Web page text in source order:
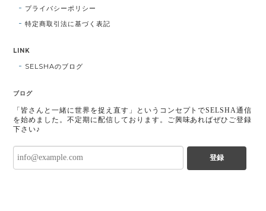
プライバシーポリシー
特定商取引法に基づく表記
LINK
SELSHAのブログ
ブログ
「皆さんと一緒に世界を捉え直す」というコンセプトでSELSHA通信
を始めました。不定期に配信しております。ご興味あればぜひご登録
下さい♪
登録